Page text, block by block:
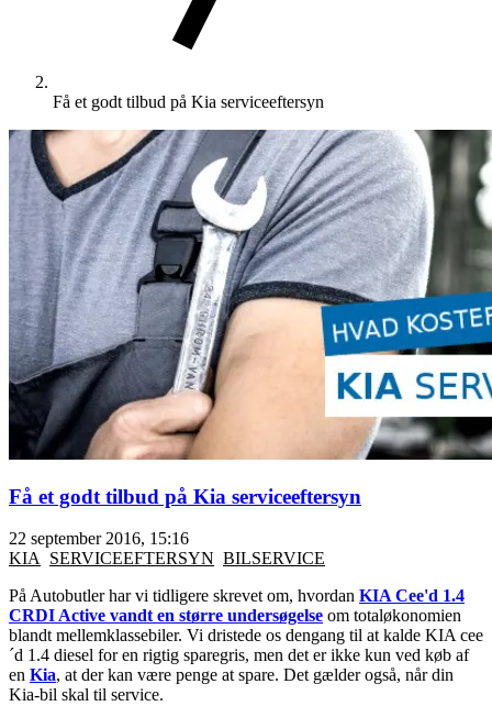
Få et godt tilbud på Kia serviceeftersyn
Få et godt tilbud på Kia serviceeftersyn
22 september 2016, 15:16
KIA SERVICEEFTERSYN BILSERVICE
På Autobutler har vi tidligere skrevet om, hvordan KIA Cee'd 1.4
CRDI Active vandt en større undersøgelse om totaløkonomien
blandt mellemklassebiler. Vi dristede os dengang til at kalde KIA cee
´d 1.4 diesel for en rigtig sparegris, men det er ikke kun ved køb af
en Kia, at der kan være penge at spare. Det gælder også, når din
Kia-bil skal til service.